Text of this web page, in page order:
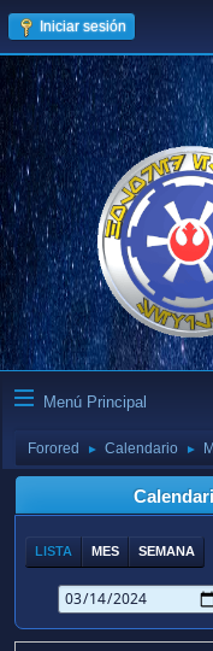
Iniciar sesión
Menú Principal
Forored ► Calendario ►
LISTA MES SEMANA